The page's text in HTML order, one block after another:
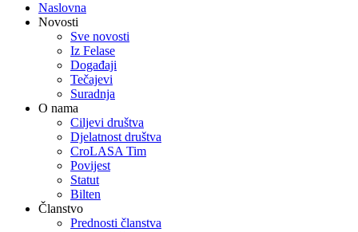
Naslovna
Novosti
Sve novosti
Iz Felase
Događaji
Tečajevi
Suradnja
O nama
Ciljevi društva
Djelatnost društva
CroLASA Tim
Povijest
Statut
Bilten
Članstvo
Prednosti članstva